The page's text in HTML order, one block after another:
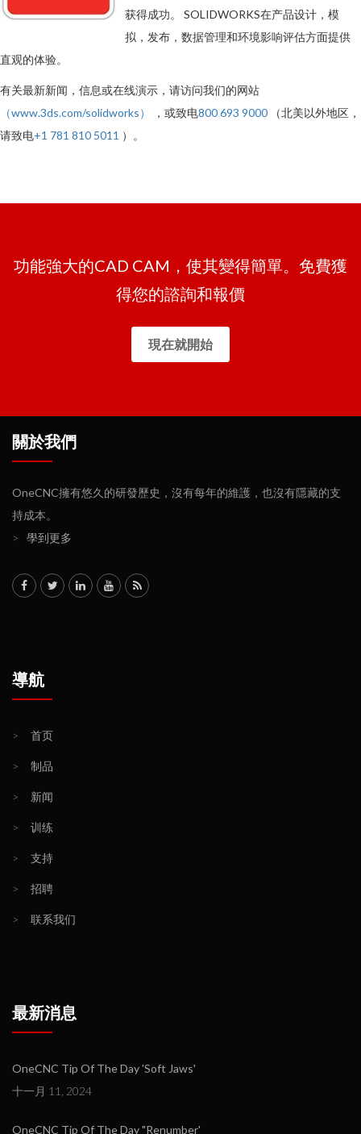
获得成功。 SOLIDWORKS在产品设计，模
拟，发布，数据管理和环境影响评估方面提供
直观的体验。
有关最新新闻，信息或在线演示，请访问我们的网站
（www.3ds.com/solidworks）
，或致电800 693 9000 （北美以外地区，
请致电+1 781 810 5011 ）。
功能強大的CAD CAM，使其變得簡單。免費獲
得您的諮詢和報價
現在就開始
關於我們
OneCNC擁有悠久的研發歷史，沒有每年的維護，也沒有隱藏的支
持成本。
>
學到更多
導航
> 首页
> 制品
> 新闻
> 训练
> 支持
> 招聘
> 联系我们
最新消息
OneCNC Tip Of The Day 'Soft Jaws'
十一月 11, 2024
OneCNC Tip Of The Day "Renumber'